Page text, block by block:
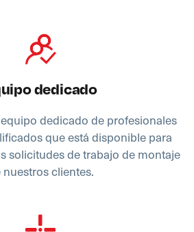
dedicado
dedicado de profesionales
que está disponible para
solicitudes de trabajo de montaje
nuestros clientes.